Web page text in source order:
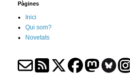
Pàgines
Inici
Qui som?
Novetats